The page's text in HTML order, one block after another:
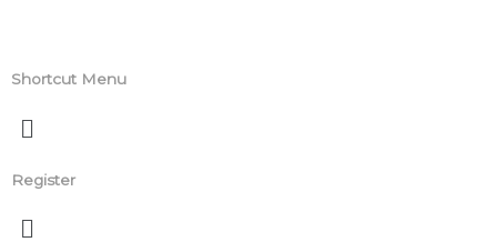
Shortcut Menu
Register